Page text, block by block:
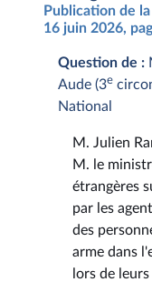
Publication de
16 juin 2026,
Question de :
Aude (3e
National
M. Julien
M. le
étrangères
par les
des
arme dans
lors de